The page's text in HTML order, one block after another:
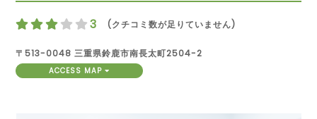
3 (クチコミ数が足りていません)
〒513-0048 三重県鈴鹿市南長太町2504-2
ACCESS MAP